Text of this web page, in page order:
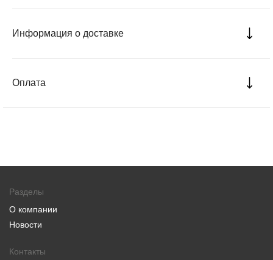
Информация о доставке
Оплата
Разделы
О компании
Новости
Контакты